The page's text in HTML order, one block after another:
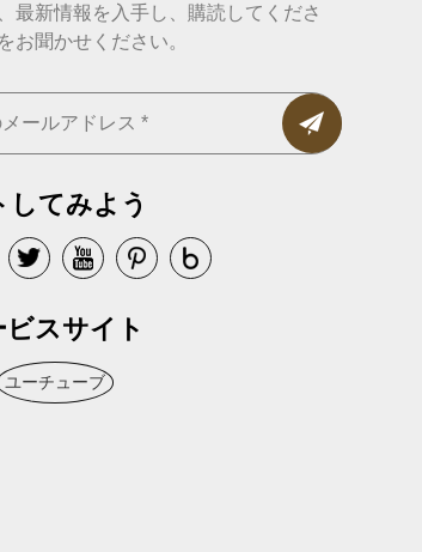
最新情報を入手し、購読してくださ
お聞かせください。
してみよう
スサイト
ユーチューブ